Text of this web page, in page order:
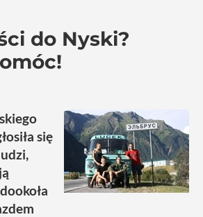
do Nyski?
się